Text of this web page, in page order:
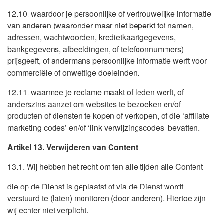
12.10. waardoor je persoonlijke of vertrouwelijke informatie
van anderen (waaronder maar niet beperkt tot namen,
adressen, wachtwoorden, kredietkaartgegevens,
bankgegevens, afbeeldingen, of telefoonnummers)
prijsgeeft, of andermans persoonlijke informatie werft voor
commerciële of onwettige doeleinden.
12.11. waarmee je reclame maakt of leden werft, of
anderszins aanzet om websites te bezoeken en/of
producten of diensten te kopen of verkopen, of die ‘affiliate
marketing codes’ en/of ‘link verwijzingscodes’ bevatten.
Artikel 13. Verwijderen van Content
13.1. Wij hebben het recht om ten alle tijden alle Content
die op de Dienst is geplaatst of via de Dienst wordt
verstuurd te (laten) monitoren (door anderen). Hiertoe zijn
wij echter niet verplicht.